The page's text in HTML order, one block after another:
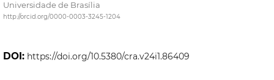
Universidade de Brasília
http://orcid.org/0000-0003-3245-1204
DOI: https://doi.org/10.5380/cra.v24i1.86409